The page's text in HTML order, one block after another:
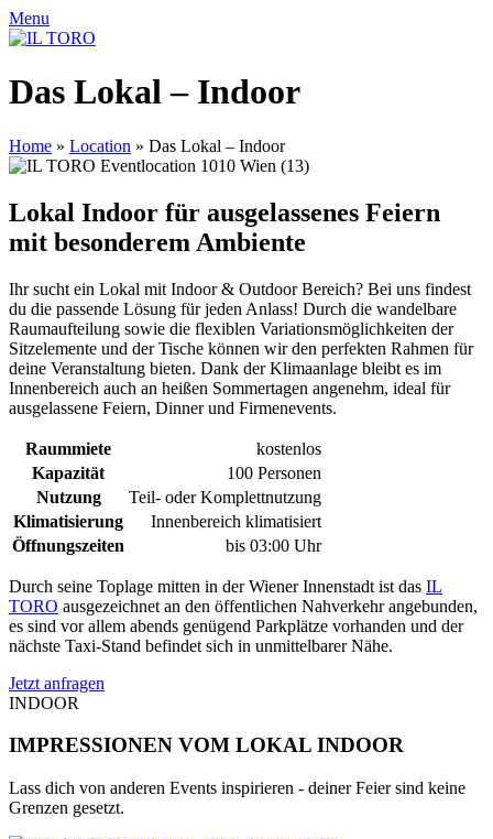
Menu
Das Lokal – Indoor
Home » Location » Das Lokal – Indoor
Lokal Indoor für ausgelassenes Feiern
mit besonderem Ambiente
Ihr sucht ein Lokal mit Indoor & Outdoor Bereich? Bei uns findest
du die passende Lösung für jeden Anlass! Durch die wandelbare
Raumaufteilung sowie die flexiblen Variationsmöglichkeiten der
Sitzelemente und der Tische können wir den perfekten Rahmen für
deine Veranstaltung bieten. Dank der Klimaanlage bleibt es im
Innenbereich auch an heißen Sommertagen angenehm, ideal für
ausgelassene Feiern, Dinner und Firmenevents.
Raummiete
kostenlos
Kapazität
100 Personen
Nutzung
Teil- oder Komplettnutzung
Klimatisierung
Innenbereich klimatisiert
Öffnungszeiten
bis 03:00 Uhr
Durch seine Toplage mitten in der Wiener Innenstadt ist das IL
TORO ausgezeichnet an den öffentlichen Nahverkehr angebunden,
es sind vor allem abends genügend Parkplätze vorhanden und der
nächste Taxi-Stand befindet sich in unmittelbarer Nähe.
Jetzt anfragen
INDOOR
IMPRESSIONEN VOM LOKAL INDOOR
Lass dich von anderen Events inspirieren - deiner Feier sind keine
Grenzen gesetzt.